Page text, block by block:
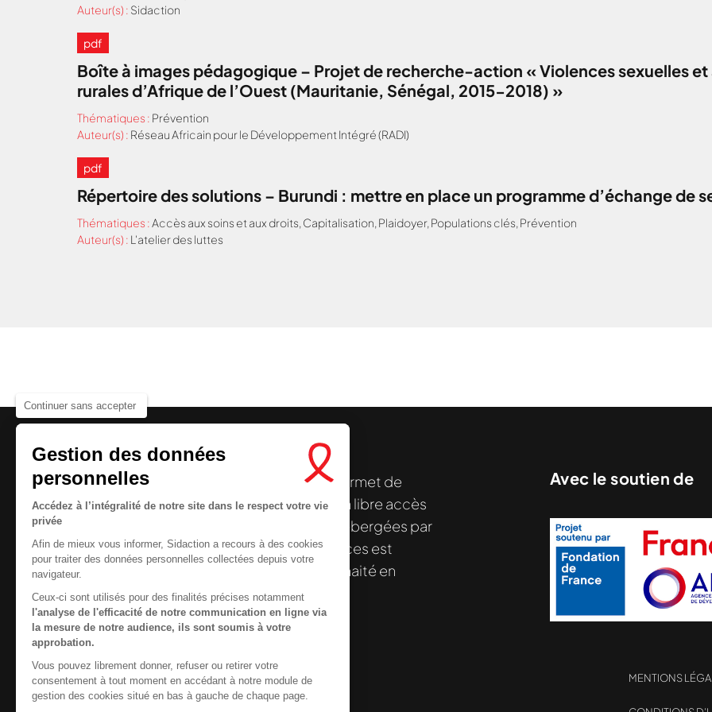
Continuer sans accepter
Gestion des données
personnelles
Accédez à l’intégralité de notre site dans le respect votre vie
privée
Afin de mieux vous informer, Sidaction a recours à des cookies
pour traiter des données personnelles collectées depuis votre
navigateur.
Ceux-ci sont utilisés pour des finalités précises notamment
l'analyse de l'efficacité de notre communication en ligne via
la mesure de notre audience, ils sont soumis à votre
approbation.
Vous pouvez librement donner, refuser ou retirer votre
consentement à tout moment en accédant à notre module de
gestion des cookies situé en bas à gauche de chaque page.
Auteur(s) : Sidaction
pdf
Boîte à images pédagogique – Projet de recherche-action « Violences sexuelles
rurales d’Afrique de l’Ouest (Mauritanie, Sénégal, 2015-2018) »
Thématiques : Prévention
Auteur(s) : Réseau Africain pour le Développement Intégré (RADI)
pdf
Répertoire des solutions – Burundi : mettre en place un programme d’échange de
Thématiques :Accès aux soins et aux droits, Capitalisation, Plaidoyer, Populations clés, Prévention
Auteur(s) : L'atelier des luttes
Nous cherchons le contenu demandé....
Le centre de ressources de Sidactionpermet de
disposer de ressources francophones en libre accès
. À l’origine, hébergées par
la Plateforme ELSA, le Centre de ressources est
désormais gérée par Sidaction qui a souhaité en
reprendre le pilotage.
Avec le soutien de
Contactez-nous
Newsletter
MENTIONS